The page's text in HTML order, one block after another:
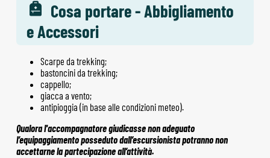
Cosa portare - Abbigliamento
e Accessori
Scarpe da trekking;
bastoncini da trekking;
cappello;
giacca a vento;
antipioggia (in base alle condizioni meteo).
Qualora l'accompagnatore giudicasse non adeguato
l’equipaggiamento posseduto dall’escursionista potranno non
accettarne la partecipazione all’attività.